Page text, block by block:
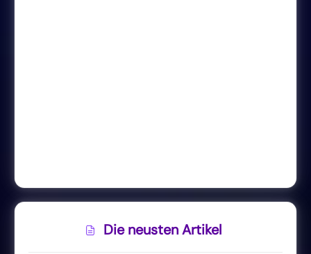
Die neusten Artikel